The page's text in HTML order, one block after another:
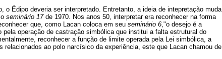
o Édipo deveria ser interpretado. Entretanto, a ideia de intepretação muda
seminário 17de 1970. Nos anos 50, interpretar era reconhecer na forma
que, como Lacan coloca em seu seminário 6,"o desejo é a
operação de castração simbólica que institui a falta estrutural do
reconhecer a função de limite operada pela Lei simbólica, a
relacionados ao polo narcísico da experiência, este que Lacan chamou de